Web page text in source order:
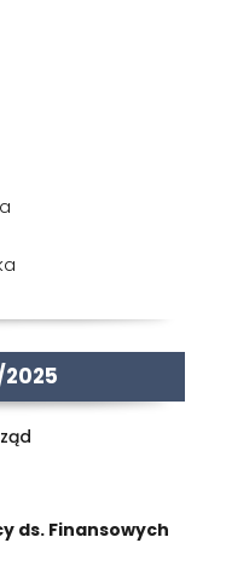
ds. Finansowych